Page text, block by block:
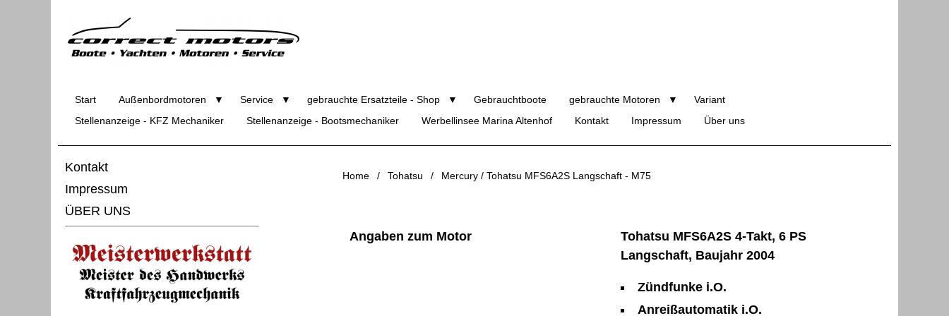
Start Außenbordmotoren Service gebrauchte Ersatzteile - Shop Gebrauchtboote gebrauchte Motoren
Variant
Stellenanzeige - KFZ Mechaniker
Stellenanzeige - Bootsmechaniker Werbellinsee Marina Altenhof Kontakt Impressum Über uns
Kontakt
Impressum
ÜBER UNS
Home Tohatsu Mercury / Tohatsu MFS6A2S Langschaft - M75
Angaben zum Motor
Tohatsu MFS6A2S 4-Takt, 6 PS
Langschaft, Baujahr 2004
Zündfunke i.O.
Anreißautomatik i.O.